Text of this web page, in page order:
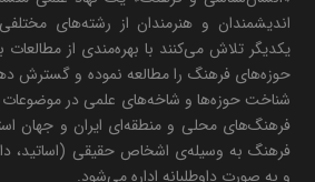
اندیشمندان و هنرمندان از رشته‌های
یکدیگر تلاش می‌کنند با بهره‌مندی از مطالعات
حوزه‌های فرهنگ را مطالعه نموده و گسترش
شناخت حوزه‌ها و شاخه‌های علمی در موضوعات
فرهنگ‌های محلی و منطقه‌ای ایران و جهان
فرهنگ به وسیله‌ی اشخاص حقیقی (اساتید،
و به صورت داوطلبانه اداره می‌شود.